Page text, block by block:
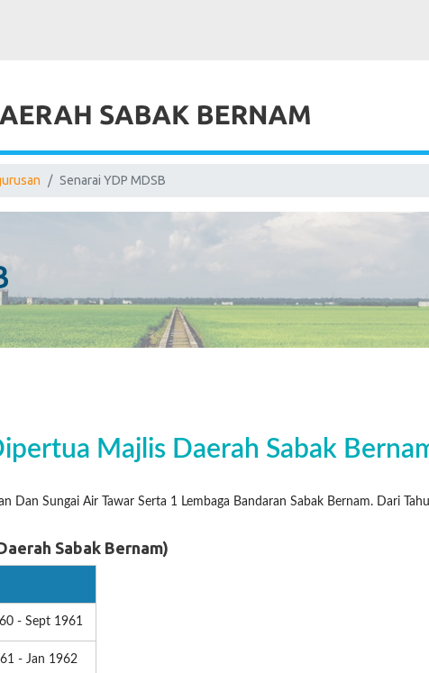
Senarai YDP MDSB
Majlis Daerah Sabak
Dan Sungai Air Tawar Serta 1 Lembaga Bandaran Sabak Bernam. Dari
Sabak Bernam)
- Sept 1961
- Jan 1962